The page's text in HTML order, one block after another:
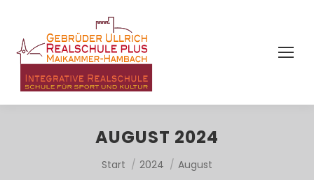
AUGUST 2024
Sie befinden sich hier:
Start 2024 August